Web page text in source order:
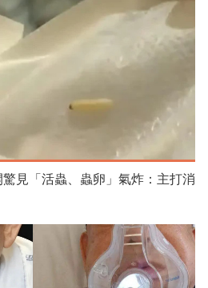
見「活蟲、蟲卵」氣炸：主打消